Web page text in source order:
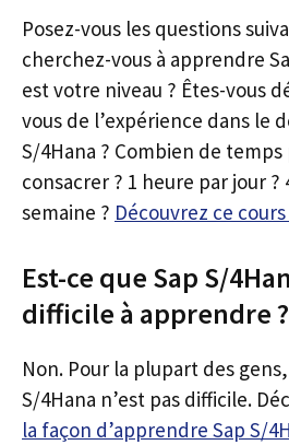
Posez-vous les questions
cherchez-vous à apprendre
est votre niveau ? Êtes-vous
vous de l’expérience dans le
S/4Hana ? Combien de
consacrer ? 1 heure par jour ?
semaine ? Découvrez ce
Est-ce que Sap S/
difficile à apprendre ?
Non. Pour la plupart des
S/4Hana n’est pas difficile.
la façon d’apprendre Sap S/